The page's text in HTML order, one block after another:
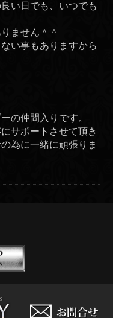
い日でも、いつでも
ません＾＾
い事もありますから
の仲間入りです。
サポートさせて頂き
為に一緒に頑張りま